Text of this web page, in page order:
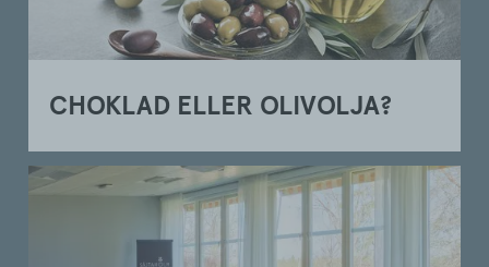
CHOKLAD ELLER OLIVOLJA?